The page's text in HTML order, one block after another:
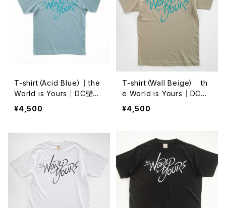
T-shirt（Acid Blue）｜the
World is Yours｜DC壁画
記念 Ver.
¥4,500
T-shirt（Wall Beige）｜th
e World is Yours｜DC壁
画記念 Ver.
¥4,500